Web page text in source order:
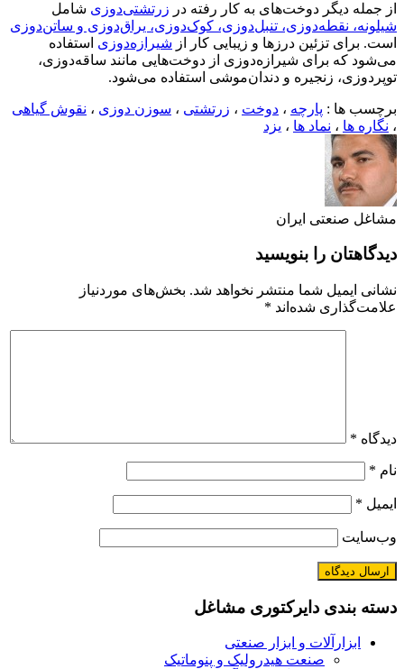
از جمله دیگر دوخت‌های به کار رفته در زرتشتی‌دوزی شامل
شیلونه، نقطه‌دوزی، تنبل‌دوزی، کوک‌دوزی، یراق‌دوزی و ساتن‌دوزی
است. برای تزئین درزها و زیبایی کار از شیرازه‌دوزی استفاده
می‌شود که برای شیرازه‌دوزی از دوخت‌هایی مانند ساقه‌دوزی،
توپردوزی، زنجیره و دندان‌موشی استفاده می‌شود.
برچسب ها : پارچه ، دوخت ، زرتشتی ، سوزن دوزی ، نقوش گیاهی
، نگاره ها ، نماد ها ، یزد
مشاغل صنعتی ایران
دیدگاهتان را بنویسید
نشانی ایمیل شما منتشر نخواهد شد. بخش‌های موردنیاز
علامت‌گذاری شده‌اند *
دیدگاه *
نام *
ایمیل *
وب‌سایت
دسته بندی دایرکتوری مشاغل
ابزارآلات و ابزار صنعتی
صنعت هیدرولیک و پنوماتیک